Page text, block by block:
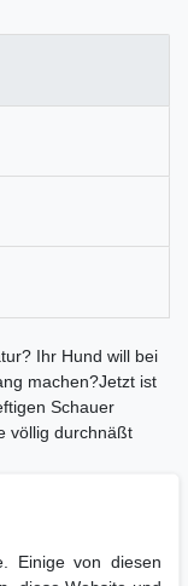
Ihr Hund will bei
machen?Jetzt ist
Schauer
völlig durchnäßt
nicht
er Ihre Stiefel oder
Einige von diesen